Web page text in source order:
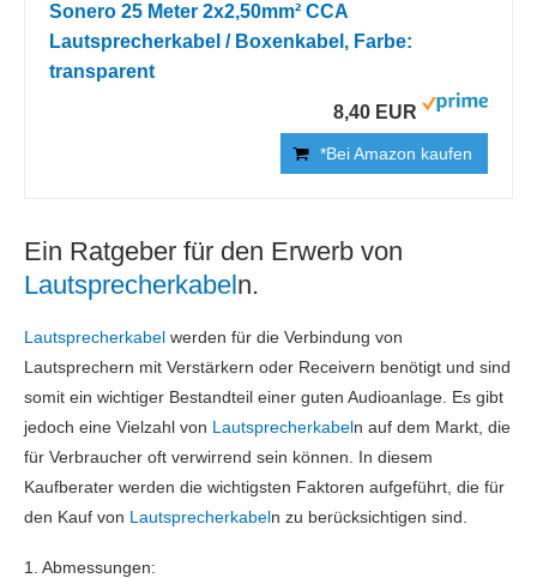
Sonero 25 Meter 2x2,50mm² CCA
Lautsprecherkabel / Boxenkabel, Farbe:
transparent
8,40 EUR
*Bei Amazon kaufen
Ein Ratgeber für den Erwerb von
Lautsprecherkabeln.
Lautsprecherkabel werden für die Verbindung von
Lautsprechern mit Verstärkern oder Receivern benötigt und sind
somit ein wichtiger Bestandteil einer guten Audioanlage. Es gibt
jedoch eine Vielzahl von Lautsprecherkabeln auf dem Markt, die
für Verbraucher oft verwirrend sein können. In diesem
Kaufberater werden die wichtigsten Faktoren aufgeführt, die für
den Kauf von Lautsprecherkabeln zu berücksichtigen sind.
1. Abmessungen: